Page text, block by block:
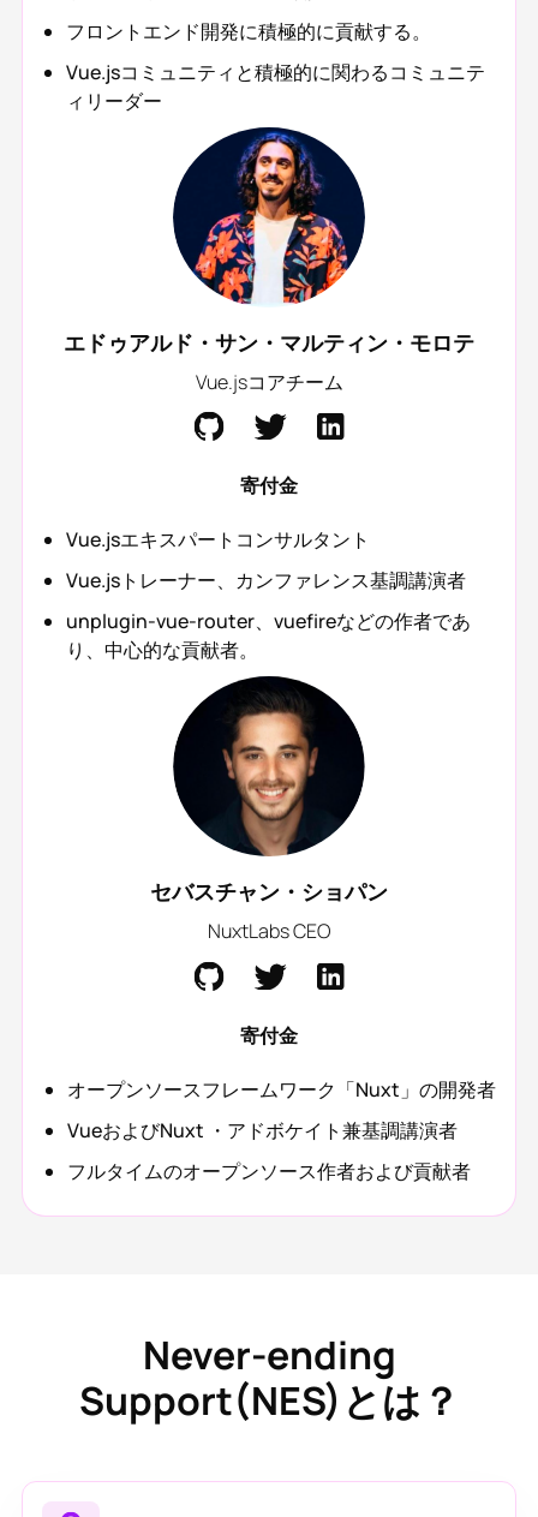
フロントエンド開発に積極的に貢献する。
Vue.jsコミュニティと積極的に関わるコミュニテ
ィリーダー
エドゥアルド・サン・マルティン・モロテ
Vue.jsコアチーム
寄付金
Vue.jsエキスパートコンサルタント
Vue.jsトレーナー、カンファレンス基調講演者
unplugin-vue-router、vuefireなどの作者であ
り、中心的な貢献者。
セバスチャン・ショパン
NuxtLabs CEO
寄付金
オープンソースフレームワーク「Nuxt」の開発者
VueおよびNuxt ・アドボケイト兼基調講演者
フルタイムのオープンソース作者および貢献者
Never-ending
Support(NES)とは？